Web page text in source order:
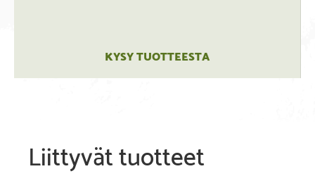
KYSY TUOTTEESTA
Liittyvät tuotteet